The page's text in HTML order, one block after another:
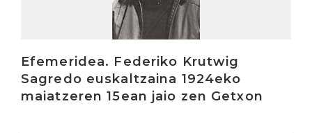
Efemeridea. Federiko Krutwig
Sagredo euskaltzaina 1924eko
maiatzeren 15ean jaio zen Getxon